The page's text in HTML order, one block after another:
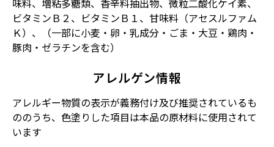
ビタミンＢ２、ビタミンＢ１、甘味料（アセスルファム
Ｋ）、（一部に小麦・卵・乳成分・ごま・大豆・鶏肉・
豚肉・ゼラチンを含む）
アレルゲン情報
アレルギー物質の表示が義務付け及び推奨されているも
ののうち、色塗りした項目は本品の原材料に使用されて
います